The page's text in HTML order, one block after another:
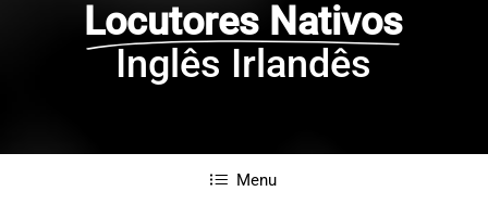
Locutores Nativos
Inglês Irlandês
Menu